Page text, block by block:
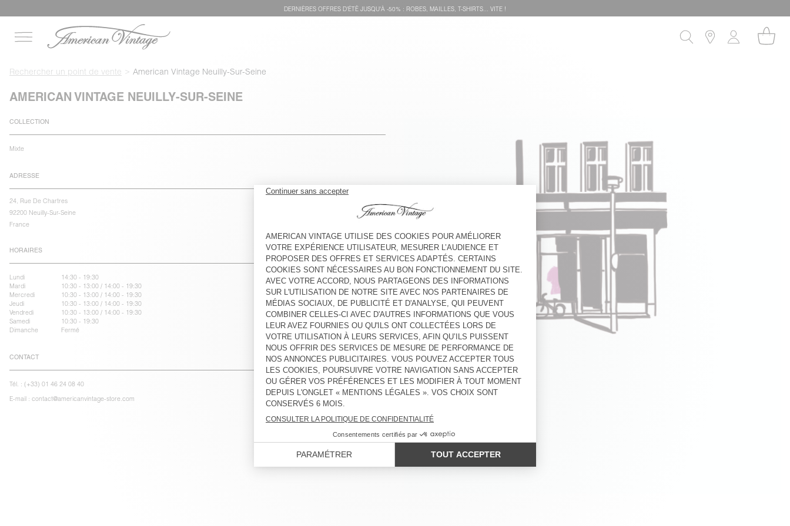
DERNIÈRES OFFRES D'ÉTÊ JUSQU'À -50% : ROBES, MAILLES, T-SHIRTS... VITE !
Rechercher un point de vente American Vintage Neuilly-Sur-Seine
AMERICAN VINTAGE NEUILLY-SUR-SEINE
COLLECTION
Mixte
ADRESSE
24, Rue De Chartres
92200 Neuilly-Sur-Seine
France
HORAIRES
Lundi
14:30 - 19:30
Mardi
10:30 - 13:00 / 14:00 - 19:30
Mercredi
10:30 - 13:00 / 14:00 - 19:30
Jeudi
10:30 - 13:00 / 14:00 - 19:30
Vendredi
10:30 - 13:00 / 14:00 - 19:30
Samedi
10:30 - 19:30
Dimanche
Fermé
CONTACT
Tél. : (+33) 01 46 24 08 40
E-mail : contact@americanvintage-store.com